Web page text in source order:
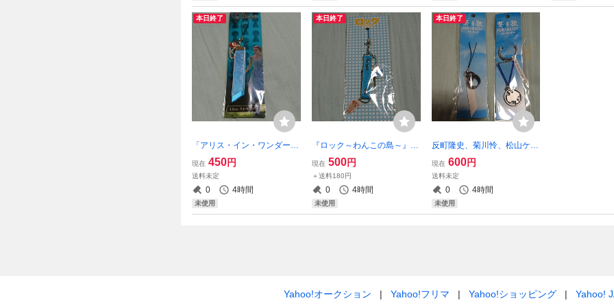
本日終了
「アリス・イン・ワンダーラ
ンド」ストラップ
現在 450円
送料未定
0 4時間
未使用
本日終了
『ロック～わんこの島～』ス
トラップ
現在 500円
＋送料180円
0 4時間
未使用
本日終了
反町隆史、菊川怜、松山ケン
イチ「蒼き狼 地果て海尽き
るまで」キーホルダー、スト
ラップ2個セット
現在 600円
送料未定
0 4時間
未使用
Yahoo!オークション Yahoo!フリマ Yahoo!ショッピング Yahoo!